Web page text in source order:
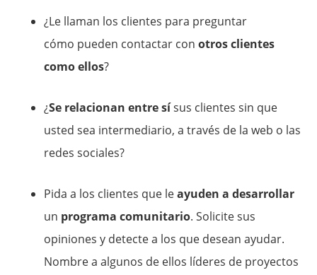
¿Le llaman los clientes para preguntar
cómo pueden contactar conotros clientes
como ellos?
¿Se relacionan entre sísus clientes sin que
usted sea intermediario, a través de la web o las
redes sociales?
Pida a los clientes que leayuden a desarrollar
un programa comunitario. Solicite sus
opiniones y detecte a los que desean ayudar.
Nombre a algunos de ellos líderes de proyectos